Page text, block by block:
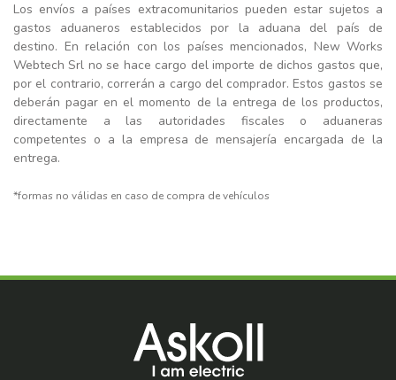
Los envíos a países extracomunitarios pueden estar sujetos a
gastos aduaneros establecidos por la aduana del país de
destino. En relación con los países mencionados, New Works
Webtech Srl no se hace cargo del importe de dichos gastos que,
por el contrario, correrán a cargo del comprador. Estos gastos se
deberán pagar en el momento de la entrega de los productos,
directamente a las autoridades fiscales o aduaneras
competentes o a la empresa de mensajería encargada de la
entrega.
*formas no válidas en caso de compra de vehículos